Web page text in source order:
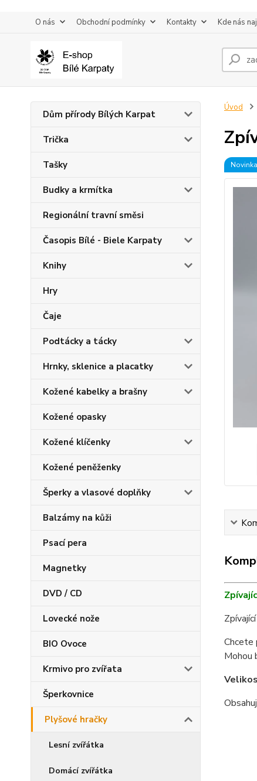
O nás Obchodní podmínky Kontakty Kde nás
Dům přírody Bílých Karpat
Trička
Tašky
Budky a krmítka
Regionální travní směsi
Časopis Bílé - Biele Karpaty
Knihy
Hry
Čaje
Podtácky a tácky
Hrnky, sklenice a placatky
Kožené kabelky a brašny
Kožené opasky
Kožené klíčenky
Kožené peněženky
Šperky a vlasové doplňky
Balzámy na kůži
Psací pera
Magnetky
DVD / CD
Lovecké nože
BIO Ovoce
Krmivo pro zvířata
Šperkovnice
Plyšové hračky
Lesní zvířátka
Domácí zvířátka
Úvod
Novinka
Chcete
Mohou